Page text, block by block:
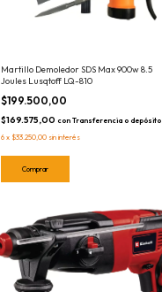
Martillo Demoledor SDS Max 900w 8.5
Joules Lusqtoff LQ-810
$199.500,00
$169.575,00 con Transferencia o depósito
6 x $33.250,00 sin interés